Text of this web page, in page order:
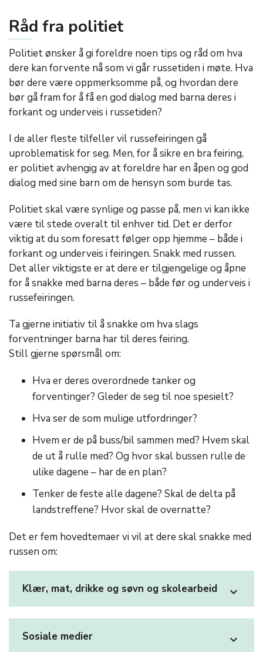
Råd fra politiet
Politiet ønsker å gi foreldre noen tips og råd om hva
dere kan forvente nå som vi går russetiden i møte. Hva
bør dere være oppmerksomme på, og hvordan dere
bør gå fram for å få en god dialog med barna deres i
forkant og underveis i russetiden?
I de aller fleste tilfeller vil russefeiringen gå
uproblematisk for seg. Men, for å sikre en bra feiring,
er politiet avhengig av at foreldre har en åpen og god
dialog med sine barn om de hensyn som burde tas.
Politiet skal være synlige og passe på, men vi kan ikke
være til stede overalt til enhver tid. Det er derfor
viktig at du som foresatt følger opp hjemme – både i
forkant og underveis i feiringen. Snakk med russen.
Det aller viktigste er at dere er tilgjengelige og åpne
for å snakke med barna deres – både før og underveis i
russefeiringen.
Ta gjerne initiativ til å snakke om hva slags
forventninger barna har til deres feiring.
Still gjerne spørsmål om:
Hva er deres overordnede tanker og
forventinger? Gleder de seg til noe spesielt?
Hva ser de som mulige utfordringer?
Hvem er de på buss/bil sammen med? Hvem skal
de ut å rulle med? Og hvor skal bussen rulle de
ulike dagene – har de en plan?
Tenker de feste alle dagene? Skal de delta på
landstreffene? Hvor skal de overnatte?
Det er fem hovedtemaer vi vil at dere skal snakke med
russen om:
Klær, mat, drikke og søvn og skolearbeid expand_more
Sosiale medier expand_more